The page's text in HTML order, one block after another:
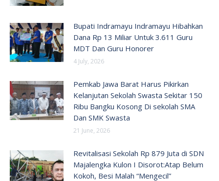
Bupati Indramayu Indramayu Hibahkan
Dana Rp 13 Miliar Untuk 3.611 Guru
MDT Dan Guru Honorer
4 July, 2026
Pemkab Jawa Barat Harus Pikirkan
Kelanjutan Sekolah Swasta Sekitar 150
Ribu Bangku Kosong Di sekolah SMA
Dan SMK Swasta
21 June, 2026
Revitalisasi Sekolah Rp 879 Juta di SDN
Majalengka Kulon I Disorot:Atap Belum
Kokoh, Besi Malah “Mengecil”